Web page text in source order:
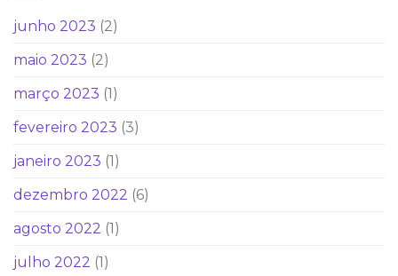
junho 2023 (2)
maio 2023 (2)
março 2023 (1)
fevereiro 2023 (3)
janeiro 2023 (1)
dezembro 2022 (6)
agosto 2022 (1)
julho 2022 (1)